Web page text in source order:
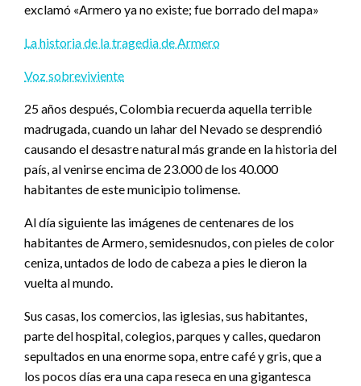
exclamó «Armero ya no existe; fue borrado del mapa»
La historia de la tragedia de Armero
Voz sobreviviente
25 años después, Colombia recuerda aquella terrible
madrugada, cuando un lahar del Nevado se desprendió
causando el desastre natural más grande en la historia del
país, al venirse encima de 23.000 de los 40.000
habitantes de este municipio tolimense.
Al día siguiente las imágenes de centenares de los
habitantes de Armero, semidesnudos, con pieles de color
ceniza, untados de lodo de cabeza a pies le dieron la
vuelta al mundo.
Sus casas, los comercios, las iglesias, sus habitantes,
parte del hospital, colegios, parques y calles, quedaron
sepultados en una enorme sopa, entre café y gris, que a
los pocos días era una capa reseca en una gigantesca